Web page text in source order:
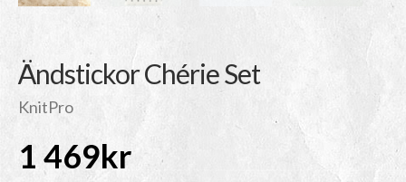
Ändstickor Chérie Set
KnitPro
1 469kr